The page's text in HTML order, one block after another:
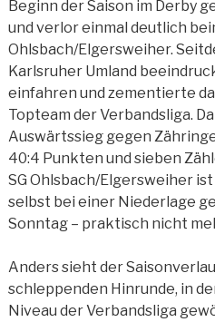
Beginn der Saison im Derby
und verlor einmal deutlich
Ohlsbach/Elgersweiher.
Karlsruher Umland
einfahren und zementierte
Topteam der Verbandsliga.
Auswärtssieg gegen
40:4 Punkten und sieben
SG Ohlsbach/Elgersweiher
selbst bei einer Niederlage
Sonntag – praktisch nicht
Anders sieht der
schleppenden Hinrunde, in
Niveau der Verbandsliga